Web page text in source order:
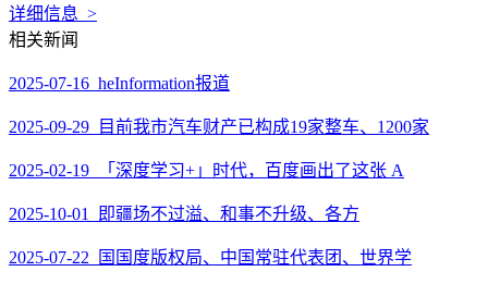
详细信息 >
相关新闻
2025-07-16 heInformation报道
2025-09-29 目前我市汽车财产已构成19家整车、1200家
2025-02-19 「深度学习+」时代，百度画出了这张 A
2025-10-01 即疆场不过溢、和事不升级、各方
2025-07-22 国国度版权局、中国常驻代表团、世界学